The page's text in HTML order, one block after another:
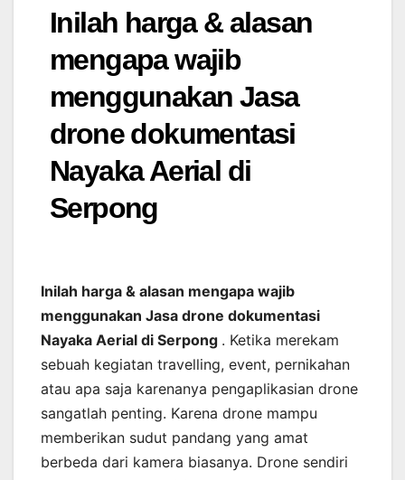
Inilah harga & alasan
mengapa wajib
menggunakan Jasa
drone dokumentasi
Nayaka Aerial di
Serpong
Inilah harga & alasan mengapa wajib
menggunakan Jasa drone dokumentasi
Nayaka Aerial di Serpong . Ketika merekam
sebuah kegiatan travelling, event, pernikahan
atau apa saja karenanya pengaplikasian drone
sangatlah penting. Karena drone mampu
memberikan sudut pandang yang amat
berbeda dari kamera biasanya. Drone sendiri